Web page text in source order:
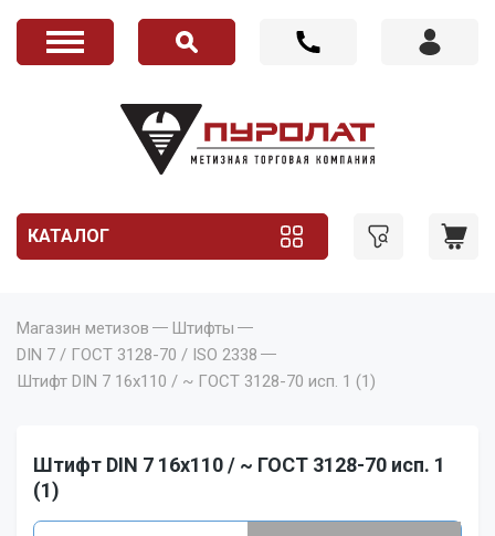
КАТАЛОГ
Магазин метизов
Штифты
DIN 7 / ГОСТ 3128-70 / ISO 2338
Штифт DIN 7 16x110 / ~ ГОСТ 3128-70 исп. 1 (1)
Штифт DIN 7 16x110 / ~ ГОСТ 3128-70 исп. 1
(1)